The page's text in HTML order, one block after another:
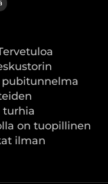
pubitunnelma
turhia
on tuopillinen
ilman